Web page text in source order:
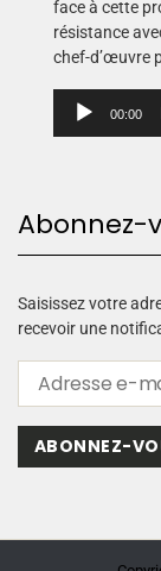
face à cette
résistance
chef-d’œuvre
u
u
d
o
00:00
Abonnez-
Saisissez votre
recevoir une
ABONNEZ-